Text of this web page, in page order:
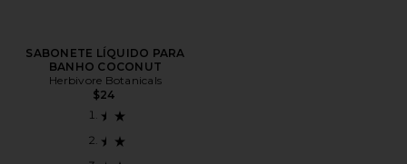
SABONETE LÍQUIDO PARA
BANHO COCONUT
Herbivore Botanicals
$24